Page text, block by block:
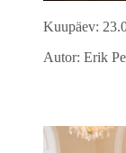
Kuupäev:
Autor: Erik